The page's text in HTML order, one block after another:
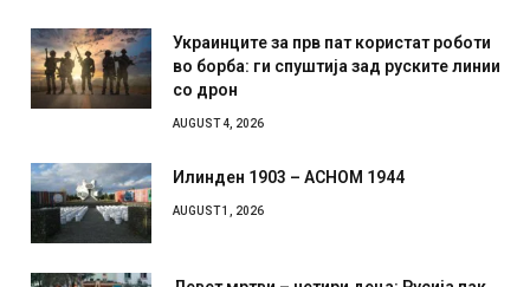
Украинците за прв пат користат роботи
во борба: ги спуштија зад руските линии
со дрон
AUGUST 4, 2026
Илинден 1903 – АСНОМ 1944
AUGUST 1, 2026